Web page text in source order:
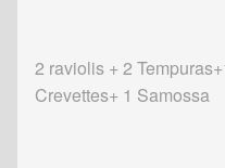
2 raviolis + 2
Crevettes+ 1 Samossa